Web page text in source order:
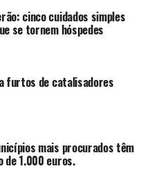
cinco cuidados simples
se tornem hóspedes
furtos de catalisadores
mais procurados têm
de 1.000 euros.